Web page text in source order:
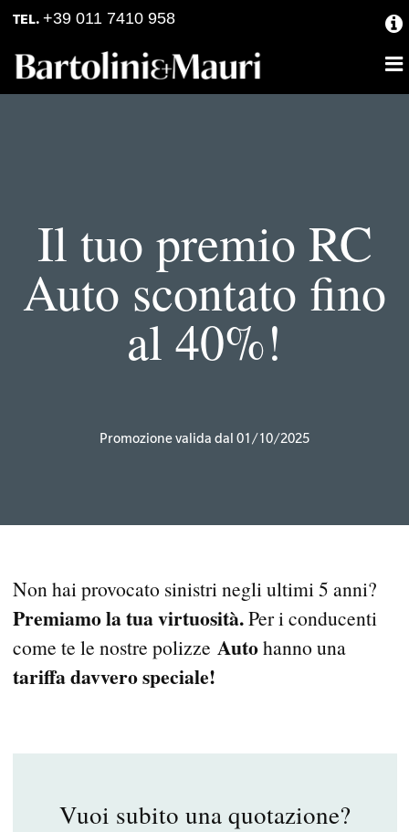
Skip
primary
Skip
main
TEL. +39 011 7410 958
Il tuo premio RC
Auto scontato fino
al 40%!
Promozione valida dal 01/10/2025
Non hai provocato sinistri negli ultimi 5 anni?
Premiamo la tua virtuosità.Per i conducenti
come te le nostre polizze Autohanno una
tariffa davvero speciale!
Vuoi subito una quotazione?